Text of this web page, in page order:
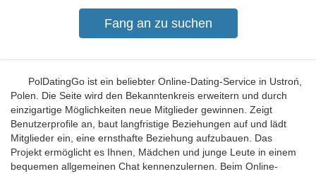
PolDatingGo ist ein beliebter Online-Dating-Service in Ustroń,
Polen. Die Seite wird den Bekanntenkreis erweitern und durch
einzigartige Möglichkeiten neue Mitglieder gewinnen. Zeigt
Benutzerprofile an, baut langfristige Beziehungen auf und lädt
Mitglieder ein, eine ernsthafte Beziehung aufzubauen. Das
Projekt ermöglicht es Ihnen, Mädchen und junge Leute in einem
bequemen allgemeinen Chat kennenzulernen. Beim Online-